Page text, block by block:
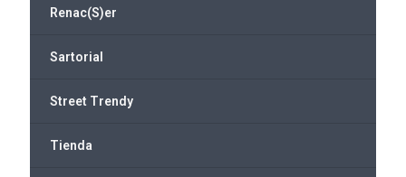
Renac(S)er
Sartorial
Street Trendy
Tienda